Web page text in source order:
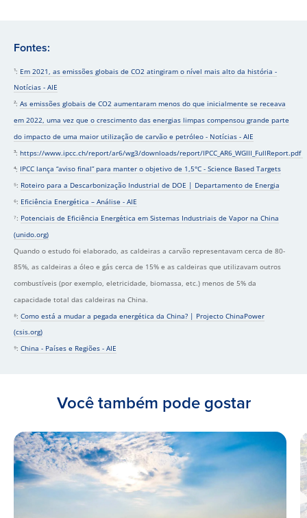
Fontes:
¹: Em 2021, as emissões globais de CO2 atingiram o nível mais alto da história -
Notícias - AIE
²: As emissões globais de CO2 aumentaram menos do que inicialmente se receava
em 2022, uma vez que o crescimento das energias limpas compensou grande parte
do impacto de uma maior utilização de carvão e petróleo - Notícias - AIE
³: https://www.ipcc.ch/report/ar6/wg3/downloads/report/IPCC_AR6_WGIII_FullReport.pdf
⁴: IPCC lança “aviso final” para manter o objetivo de 1,5°C - Science Based Targets
⁵: Roteiro para a Descarbonização Industrial de DOE | Departamento de Energia
⁶: Eficiência Energética – Análise - AIE
⁷: Potenciais de Eficiência Energética em Sistemas Industriais de Vapor na China
(unido.org)
Quando o estudo foi elaborado, as caldeiras a carvão representavam cerca de 80-
85%, as caldeiras a óleo e gás cerca de 15% e as caldeiras que utilizavam outros
combustíveis (por exemplo, eletricidade, biomassa, etc.) menos de 5% da
capacidade total das caldeiras na China.
⁸: Como está a mudar a pegada energética da China? | Projecto ChinaPower
(csis.org)
⁹: China - Países e Regiões - AIE
Você também pode gostar